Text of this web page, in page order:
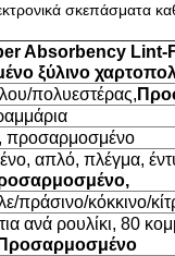
σκεπάσματα
Absorbency
ξύλινο
πολυεστέρας,
προσαρμοσμένο
απλό, πλέγμα,
πράσινο/κόκκινο/
ανά ρουλίκι, 80
Προσαρμοσμένο